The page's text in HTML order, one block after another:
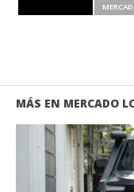
MÁS EN MERCADO